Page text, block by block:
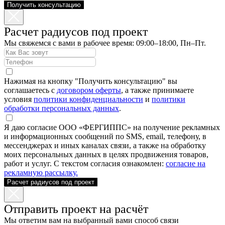
Получить консультацию
Расчет радиусов под проект
Мы свяжемся с вами в рабочее время: 09:00–18:00, Пн–Пт.
Нажимая на кнопку "Получить консультацию" вы
соглашаетесь с договором оферты, а также принимаете
условия политики конфиденциальности и политики
обработки персональных данных.
Я даю согласие ООО «ФЕРГИППС» на получение рекламных
и информационных сообщений по SMS, email, телефону, в
мессенджерах и иных каналах связи, а также на обработку
моих персональных данных в целях продвижения товаров,
работ и услуг. С текстом согласия ознакомлен: согласие на
рекламную рассылку.
Расчет радиусов под проект
Отправить проект на расчёт
Мы ответим вам на выбранный вами способ связи